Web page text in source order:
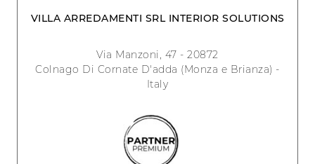
VILLA ARREDAMENTI SRL INTERIOR SOLUTIONS
Via Manzoni, 47 - 20872
Colnago Di Cornate D'adda (Monza e Brianza) -
Italy